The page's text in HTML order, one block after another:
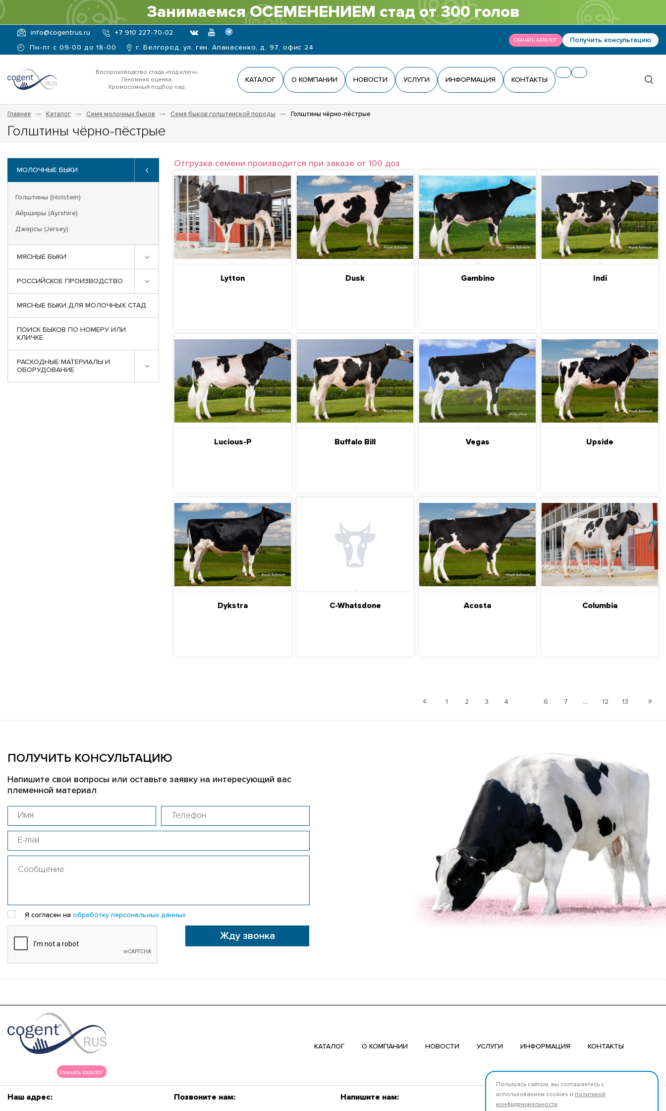
Занимаемся ОСЕМЕНЕНИЕМ стад от 300 голов
info@cogentrus.ru +7 910 227-70-02
Пн-пт с 09-00 до 18-00 г. Белгород, ул. ген. Апанасенко, д. 97, офис 24
СКАЧАТЬ КАТАЛОГ Получить консультацию
Воспроизводство стада «под ключ».
Геномная оценка.
Хромосомный подбор пар.
КАТАЛОГ О КОМПАНИИ НОВОСТИ УСЛУГИ ИНФОРМАЦИЯ КОНТАКТЫ
Главная Каталог Семя молочных быков Семя быков голштинской породы Голштины чёрно-пёстрые
Голштины чёрно-пёстрые
МОЛОЧНЫЕ БЫКИ
Голштины (Holstein)
Айрширы (Ayrshire)
Джерсы (Jersey)
МЯСНЫЕ БЫКИ
РОССИЙСКОЕ ПРОИЗВОДСТВО
МЯСНЫЕ БЫКИ ДЛЯ МОЛОЧНЫХ СТАД
ПОИСК БЫКОВ ПО НОМЕРУ ИЛИ
КЛИЧКЕ
РАСХОДНЫЕ МАТЕРИАЛЫ И
ОБОРУДОВАНИЕ
Отгрузка семени производится при заказе от 100 доз
Lytton Dusk Gambino Indi
Lucious-P Buffalo Bill Vegas Upside
Dykstra C-Whatsdone Acosta Columbia
1 2 3 4 6 7 ... 12 13
ПОЛУЧИТЬ КОНСУЛЬТАЦИЮ
Напишите свои вопросы или оставьте заявку на интересующий вас
племенной материал
Я согласен на обработку персональных данных
Жду звонка
СКАЧАТЬ КАТАЛОГ
КАТАЛОГ О КОМПАНИИ НОВОСТИ УСЛУГИ ИНФОРМАЦИЯ КОНТАКТЫ
Наш адрес: Позвоните нам: Напишите нам: Мы в соцсетях:
Пользуясь сайтом, вы соглашаетесь с
использованием cookies и политикой
конфиденциальности.